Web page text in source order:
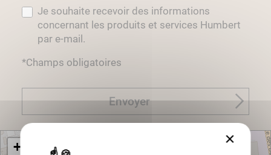
Je souhaite recevoir des informations
concernant les produits et services Humbert
par e-mail.
*Champs obligatoires
Envoyer
+
×